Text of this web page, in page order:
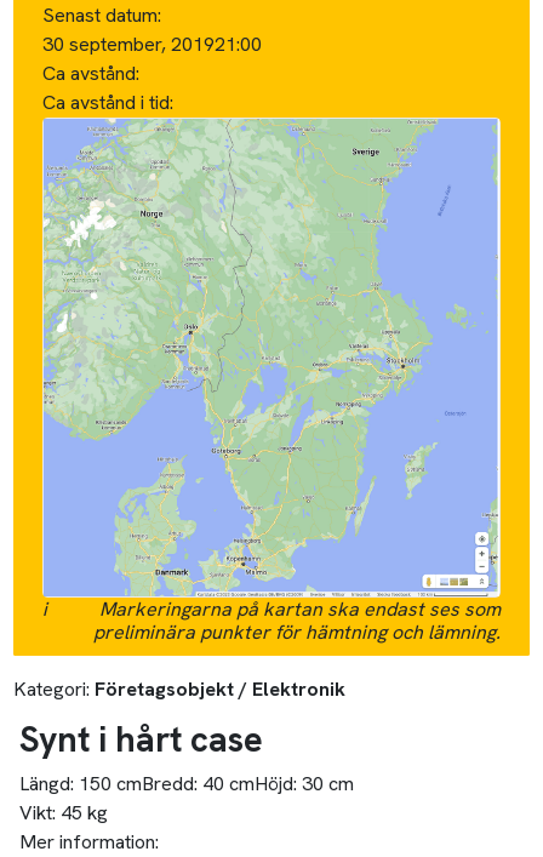
Senast datum:
30 september, 201921:00
Ca avstånd:
Ca avstånd i tid:
i
Markeringarna på kartan ska endast ses som
preliminära punkter för hämtning och lämning.
Kategori: Företagsobjekt / Elektronik
Synt i hårt case
Längd: 150 cmBredd: 40 cmHöjd: 30 cm
Vikt: 45 kg
Mer information: